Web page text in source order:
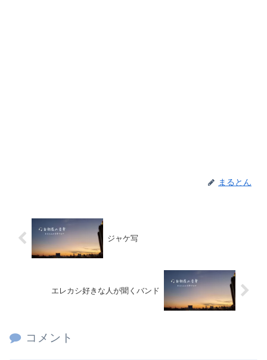
まるとん
ジャケ写
エレカシ好きな人が聞くバンド
コメント